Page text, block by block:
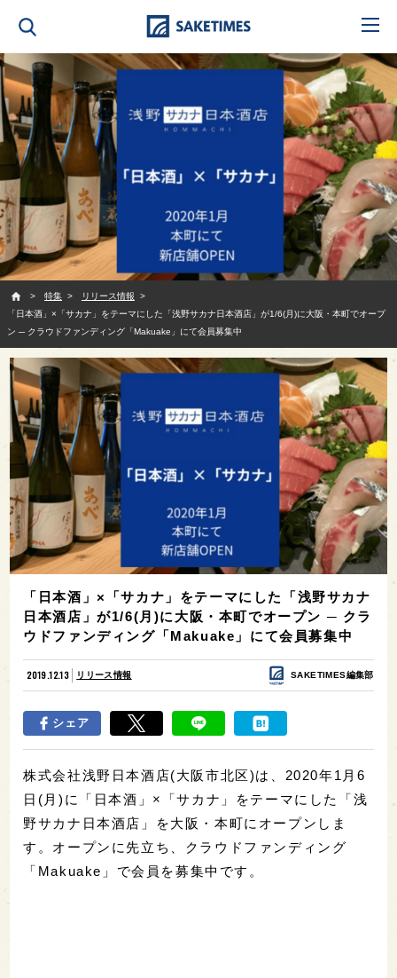
特集
リリース情報
「日本酒」×「サカナ」をテーマにした「浅野サカナ日本酒店」が1/6(月)に大阪・本町でオープ
ン ─ クラウドファンディング「Makuake」にて会員募集中
「日本酒」×「サカナ」をテーマにした「浅野サカナ
日本酒店」が1/6(月)に大阪・本町でオープン ─ クラ
ウドファンディング「Makuake」にて会員募集中
2019.12.13 リリース情報 SAKETIMES編集部
シェア
株式会社浅野日本酒店(大阪市北区)は、2020年1月6
日(月)に「日本酒」×「サカナ」をテーマにした「浅
野サカナ日本酒店」を大阪・本町にオープンしま
す。オープンに先立ち、クラウドファンディング
「Makuake」で会員を募集中です。